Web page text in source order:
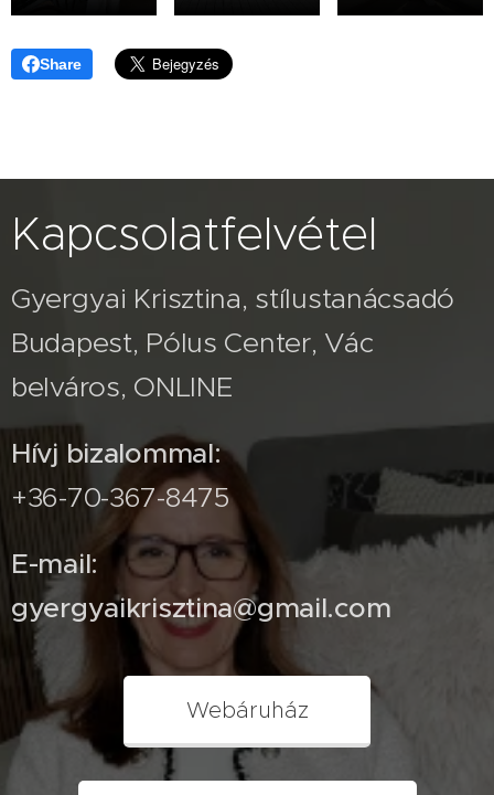
Share
Kapcsolatfelvétel
Gyergyai Krisztina, stílustanácsadó
Budapest, Pólus Center, Vác
belváros, ONLINE
Hívj bizalommal:
+36-70-367-8475
E-mail:
gyergyaikrisztina@gmail.com
Webáruház